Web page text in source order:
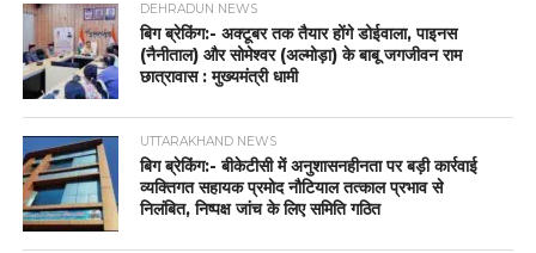
DEHRADUN NEWS
बिग ब्रेकिंग:- अक्टूबर तक तैयार होंगे डोईवाला, पाइनस
(नैनीताल) और सोमेश्वर (अल्मोड़ा) के बाबू जगजीवन राम
छात्रावास : मुख्यमंत्री धामी
UTTARAKHAND NEWS
बिग ब्रेकिंग:- बीकेटीसी में अनुशासनहीनता पर बड़ी कार्रवाई
व्यक्तिगत सहायक प्रमोद नौटियाल तत्काल प्रभाव से
निलंबित, निष्पक्ष जांच के लिए समिति गठित